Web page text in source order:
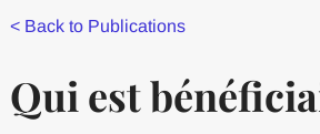
< Back to Publications
Qui est